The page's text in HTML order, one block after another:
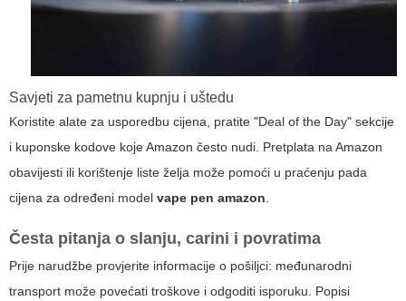
Savjeti za pametnu kupnju i uštedu
Koristite alate za usporedbu cijena, pratite "Deal of the Day" sekcije
i kuponske kodove koje Amazon često nudi. Pretplata na Amazon
obavijesti ili korištenje liste želja može pomoći u praćenju pada
cijena za određeni model vape pen amazon.
Česta pitanja o slanju, carini i povratima
Prije narudžbe provjerite informacije o pošiljci: međunarodni
transport može povećati troškove i odgoditi isporuku. Popisi